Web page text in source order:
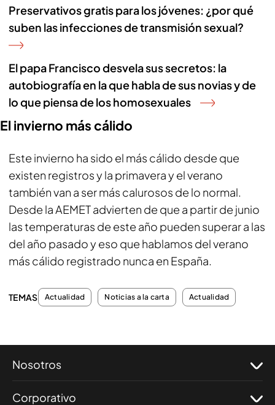
Preservativos gratis para los jóvenes: ¿por qué
suben las infecciones de transmisión sexual?
El papa Francisco desvela sus secretos: la
autobiografía en la que habla de sus novias y de
lo que piensa de los homosexuales
El invierno más cálido
Este invierno ha sido el más cálido desde que
existen registros y la primavera y el verano
también van a ser más calurosos de lo normal.
Desde la AEMET advierten de que a partir de junio
las temperaturas de este año pueden superar a las
del año pasado y eso que hablamos del verano
más cálido registrado nunca en España.
TEMAS Actualidad Noticias a la carta Actualidad
Nosotros
Corporativo